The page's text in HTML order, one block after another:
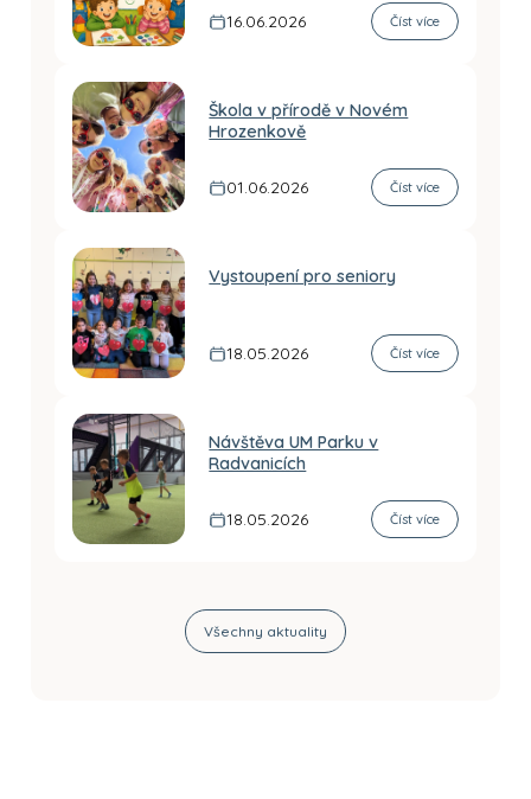
16.06.2026 Číst více
Škola v přírodě v Novém
Hrozenkově
01.06.2026 Číst více
Vystoupení pro seniory
18.05.2026 Číst více
Návštěva UM Parku v
Radvanicích
18.05.2026 Číst více
Všechny aktuality